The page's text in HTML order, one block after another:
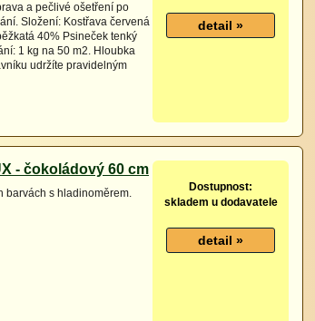
a pečlivé ošetření po
Složení: Kostřava červená
40% Psineček tenký
1 kg na 50 m2. Hloubka
udržíte pravidelným
- čokoládový 60 cm
barvách s hladinoměrem.
Dostupnost:
skladem u dodavatele